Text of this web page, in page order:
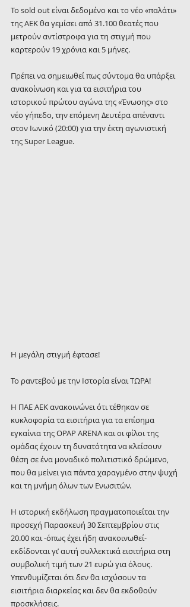
Το sold out είναι δεδομένο και το νέο «παλάτι»
της ΑΕΚ θα γεμίσει από 31.100 θεατές που
μετρούν αντίστροφα για τη στιγμή που
καρτερούν 19 χρόνια και 5 μήνες.
Πρέπει να σημειωθεί πως σύντομα θα υπάρξει
ανακοίνωση και για τα εισιτήρια του
ιστορικού πρώτου αγώνα της «Ένωσης» στο
νέο γήπεδο, την επόμενη Δευτέρα απέναντι
στον Ιωνικό (20:00) για την έκτη αγωνιστική
της Super League.
Η μεγάλη στιγμή έφτασε!
Το ραντεβού με την Ιστορία είναι ΤΩΡΑ!
Η ΠΑΕ ΑΕΚ ανακοινώνει ότι τέθηκαν σε
κυκλοφορία τα εισιτήρια για τα επίσημα
εγκαίνια της OPAP ARENA και οι φίλοι της
ομάδας έχουν τη δυνατότητα να κλείσουν
θέση σε ένα μοναδικό πολιτιστικό δρώμενο,
που θα μείνει για πάντα χαραγμένο στην ψυχή
και τη μνήμη όλων των Ενωσιτών.
Η ιστορική εκδήλωση πραγματοποιείται την
προσεχή Παρασκευή 30 Σεπτεμβρίου στις
20.00 και -όπως έχει ήδη ανακοινωθεί-
εκδίδονται γι’ αυτή συλλεκτικά εισιτήρια στη
συμβολική τιμή των 21 ευρώ για όλους.
Υπενθυμίζεται ότι δεν θα ισχύσουν τα
εισιτήρια διαρκείας και δεν θα εκδοθούν
προσκλήσεις.